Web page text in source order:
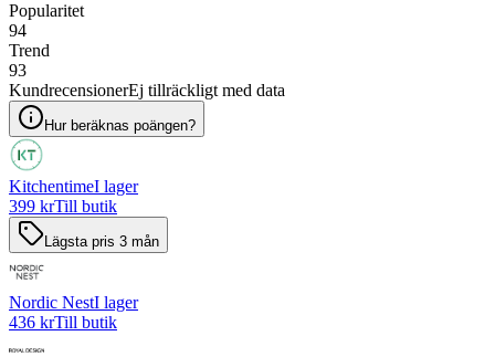
Popularitet
94
Trend
93
KundrecensionerEj tillräckligt med data
Hur beräknas poängen?
KitchentimeI lager
399 krTill butik
Lägsta pris 3 mån
Nordic NestI lager
436 krTill butik